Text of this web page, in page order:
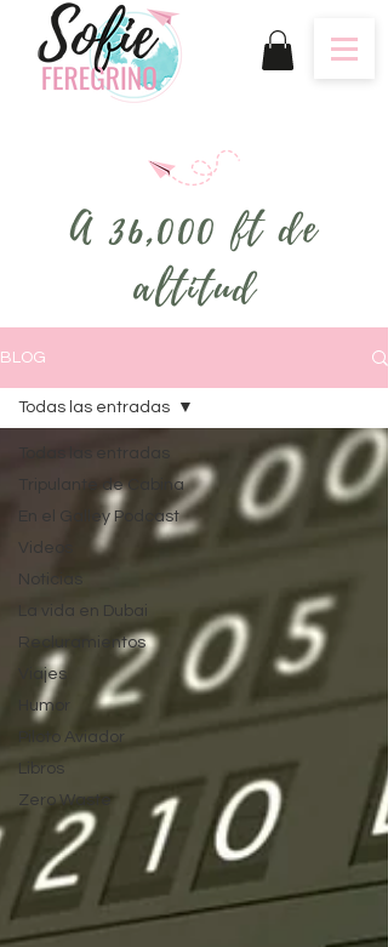
A 36,000 ft de
altitud
BLOG
Todas las entradas
Tripulante de Cabina
En el Galley Podcast
Videos
Noticias
La vida en Dubai
Recluramientos
Viajes
Humor
Piloto Aviador
Libros
Zero Waste
Todas las entradas